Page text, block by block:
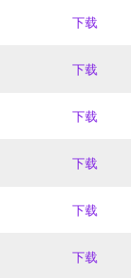
下载
下载
下载
下载
下载
下载